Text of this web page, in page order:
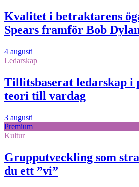
Kvalitet i betraktarens
Spears framför Bob
4 augusti
Ledarskap
Tillitsbaserat ledarskap
teori till vardag
3 augusti
Premium
Kultur
Grupputveckling som
du ett ”vi”